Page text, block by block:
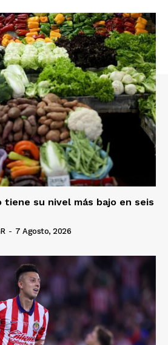
tiene su nivel más bajo en seis
- 7 Agosto, 2026